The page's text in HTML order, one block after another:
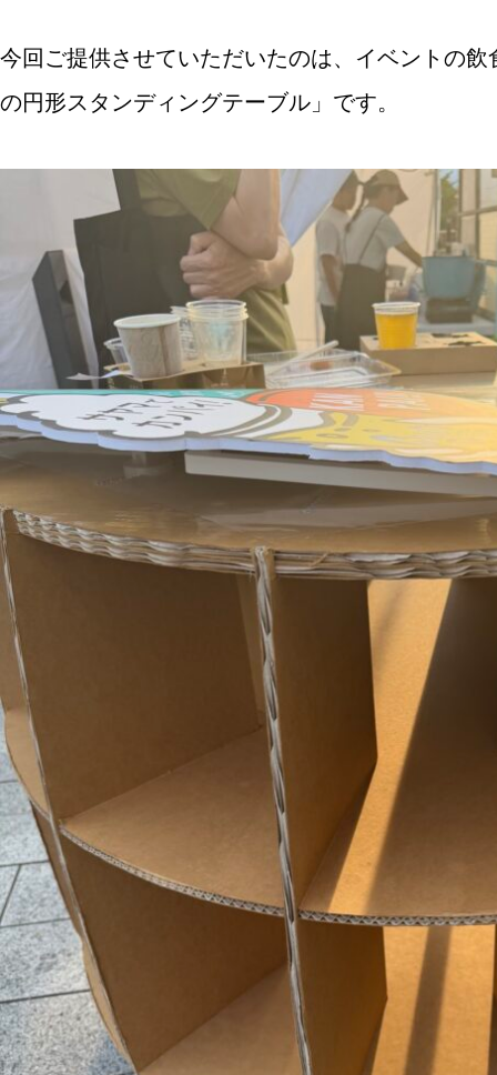
今回ご提供させていただいたのは、イベントの
の円形スタンディングテーブル」です。